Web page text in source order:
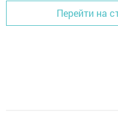
Перейти на